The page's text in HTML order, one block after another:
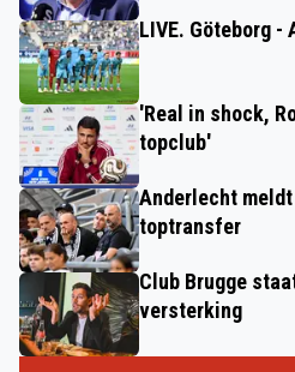
LIVE. Göteborg -
'Real in shock,
topclub'
Anderlecht
toptransfer
Club Brugge
versterking